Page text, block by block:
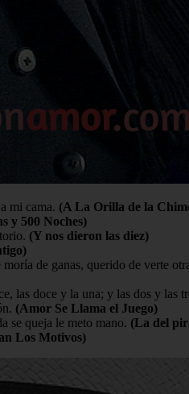
mi cama. (A La Orilla de la
y 500 Noches)
(Y nos dieron las diez)
de ganas, querido de verte
doce y la una; y las dos y las
(Amor Se Llama el Juego)
se queja le meto mano. (La del
Los Motivos)